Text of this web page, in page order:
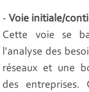
- Voie initiale/
Cette voie se
l'analyse des
réseaux et une
des entreprises.